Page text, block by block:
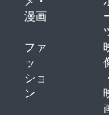
漫画
ファ
ッ
ショ
ン